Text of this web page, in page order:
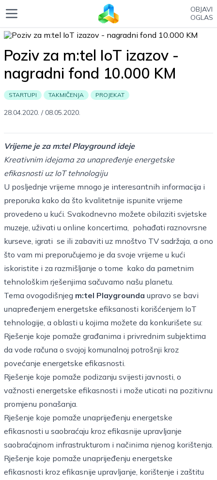
OBJAVI
OGLAS
Poziv za m:tel IoT izazov -
nagradni fond 10.000 KM
STARTUPI TAKMIČENJA PROJEKAT
28.04.2020. /08.05.2020.
Vrijeme je za m:tel Playground ideje
Kreativnim idejama za unapređenje energetske
efikasnosti uz IoT tehnologiju
U posljednje vrijeme mnogo je interesantnih informacija i
preporuka kako da što kvalitetnije ispunite vrijeme
provedeno u kući. Svakodnevno možete obilaziti svjetske
muzeje, uživati u online koncertima, pohađati raznovrsne
kurseve, igrati se ili zabaviti uz mnoštvo TV sadržaja, a ono
što vam mi preporučujemo je da svoje vrijeme u kući
iskoristite i za razmišljanje o tome kako da pametnim
tehnološkim rješenjima sačuvamo našu planetu.
Tema ovogodišnjeg m:tel Playgrounda upravo se bavi
unapređenjem energetske efiksanosti korišćenjem IoT
tehnologije, a oblasti u kojima možete da konkurišete su:
Rješenje koje pomaže građanima i privrednim subjektima
da vode računa o svojoj komunalnoj potrošnji kroz
povećanje energetske efikasnosti.
Rješenje koje pomaže podizanju svijesti javnosti, o
važnosti energetske efikasnosti i može uticati na pozitivnu
promjenu ponašanja.
Rješenje koje pomaže unaprijeđenju energetske
efikasnosti u saobraćaju kroz efikasnije upravljanje
saobraćajnom infrastrukturom i načinima njenog korištenja.
Rješenje koje pomaže unaprijeđenju energetske
efikasnosti kroz efikasnije upravljanje, korištenje i zaštitu